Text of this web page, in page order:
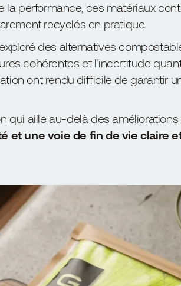
performance, ces matériaux
recyclés en pratique.
des alternatives
cohérentes et l'incertitude
ont rendu difficile de garantir
qui aille au-delà des
et une voie de fin de vie claire